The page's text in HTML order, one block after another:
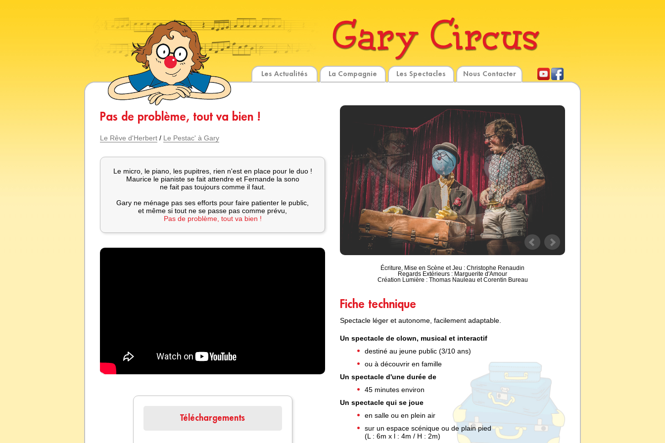
Nous Contacter
Les Spectacles
La Compagnie
Les Actualités
Pas de problème, tout va bien !
Le Rêve d'Herbert / Le Pestac' à Gary
Le micro, le piano, les pupitres, rien n'est en place pour le duo !
Maurice le pianiste se fait attendre et Fernande la sono
ne fait pas toujours comme il faut.
Gary ne ménage pas ses efforts pour faire patienter le public,
et même si tout ne se passe pas comme prévu,
Pas de problème, tout va bien !
Téléchargements
Écriture, Mise en Scène et Jeu : Christophe Renaudin
Regards Extérieurs : Marguerite d'Amour
Création Lumière : Thomas Nauleau et Corentin Bureau
Fiche technique
Spectacle léger et autonome, facilement adaptable.
Un spectacle de clown, musical et interactif
destiné au jeune public (3/10 ans)
ou à découvrir en famille
Un spectacle d'une durée de
45 minutes environ
Un spectacle qui se joue
en salle ou en plein air
sur un espace scénique ou de plain pied
(L : 6m x l : 4m / H : 2m)